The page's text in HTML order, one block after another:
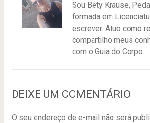
Sou Bety Krause,
formada em
escrever. Atuo como
compartilho meus
com o Guia do Corpo.
DEIXE UM COMENTÁRIO
O seu endereço de e-mail não será